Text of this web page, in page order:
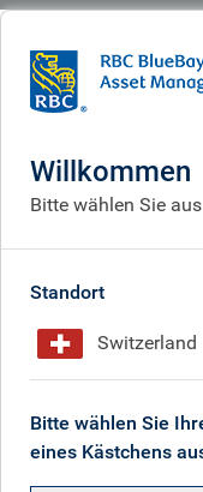
What we think
Mark
Willkommen
Bitte wählen Sie
Standort
Switzerland
Bitte wählen Sie
eines Kästchens